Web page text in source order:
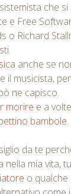
che
e Free
o Richard
anche se
il musicista,
ne capisco.
morire e a
bambole.
da te
nella mia vita,
o qualche